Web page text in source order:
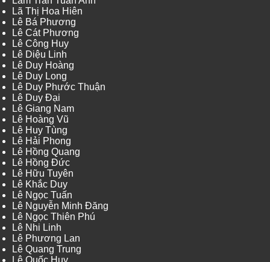
Lã Thị Hoa Hiên
Lê Bá Phương
Lê Cát Phương
Lê Công Huy
Lê Diệu Linh
Lê Duy Hoàng
Lê Duy Long
Lê Duy Phước Thuận
Lê Duy Đại
Lê Giang Nam
Lê Hoàng Vũ
Lê Huy Tùng
Lê Hải Phong
Lê Hồng Quang
Lê Hồng Đức
Lê Hữu Tuyên
Lê Khắc Duy
Lê Ngọc Tuấn
Lê Nguyễn Minh Đăng
Lê Ngọc Thiên Phú
Lê Nhi Linh
Lê Phương Lan
Lê Quang Trung
Lê Quốc Huy